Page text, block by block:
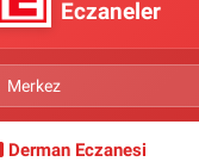
Eczaneler
Derman Eczanesi